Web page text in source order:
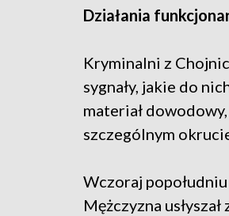
Działania
Kryminalni z
sygnały, jakie do
materiał
szczególnym
Wczoraj
Mężczyzna